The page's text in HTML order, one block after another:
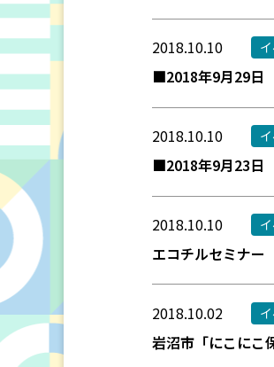
2018.10.10
■2018年9月29日
2018.10.10
■2018年9月23日
2018.10.10
エコチルセミナ
2018.10.02
岩沼市「にこにこ